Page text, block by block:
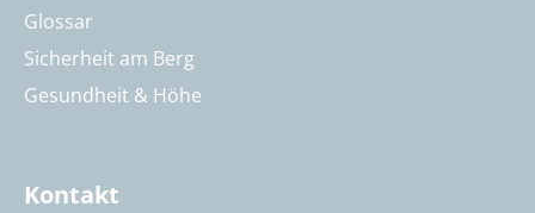
Glossar
Sicherheit am Berg
Gesundheit & Höhe
Kontakt